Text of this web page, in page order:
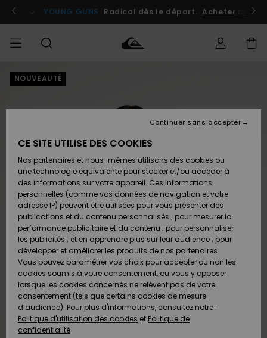
l'information
le
Se connecter / s'inscrire
YOUNG GUNS Radical dès le départ. Acheter
HOMME
Chaussures
& Tongs
Surf
Snow
Nouveautés
Chaussures
& Tongs
Surf
Snow
Nouveautés
FEMME
A
Découvrir
Snow
SURF
Homme
Surf
Shop
Enfant
Highlights
Communauté
SNOW
Homme
Snow
Shop
Enfant
Snow
Shop
Femme
A
Découvrir
Communauté
OUTLET
Enfant
Outlet
Femme
AIDE &
CONTACT
Retours
Paiement
Carte
Cadeau
Quiksilver
Freedom
Protection
des
MAGASINS
NOUVEAUTÉ
CE SITE UTILISE DES COOKIES
Nos partenaires et nous-mêmes utilisons des cookies ou
une technologie équivalente pour stocker et/ou accéder à
des informations sur votre appareil. Ces informations
personnelles (comme vos données de navigation et votre
adresse IP) peuvent être utilisées pour vous présenter des
publications et du contenu personnalisés ; pour mesurer la
performance publicitaire et du contenu ; pour personnaliser
les publicités ; et en apprendre plus sur leur audience ; pour
développer et améliorer les produits de nos partenaires.
Vous pouvez paramétrer vos choix pour accepter ou non les
cookies soumis à votre consentement, ou vous y opposer
lorsque les cookies concernés ne relèvent pas de votre
consentement (tels que certains cookies de mesure
d’audience). Pour plus d'informations, consultez notre :
Politique d'utilisation des cookies et Politique de
confidentialité
Continuer sans accepter